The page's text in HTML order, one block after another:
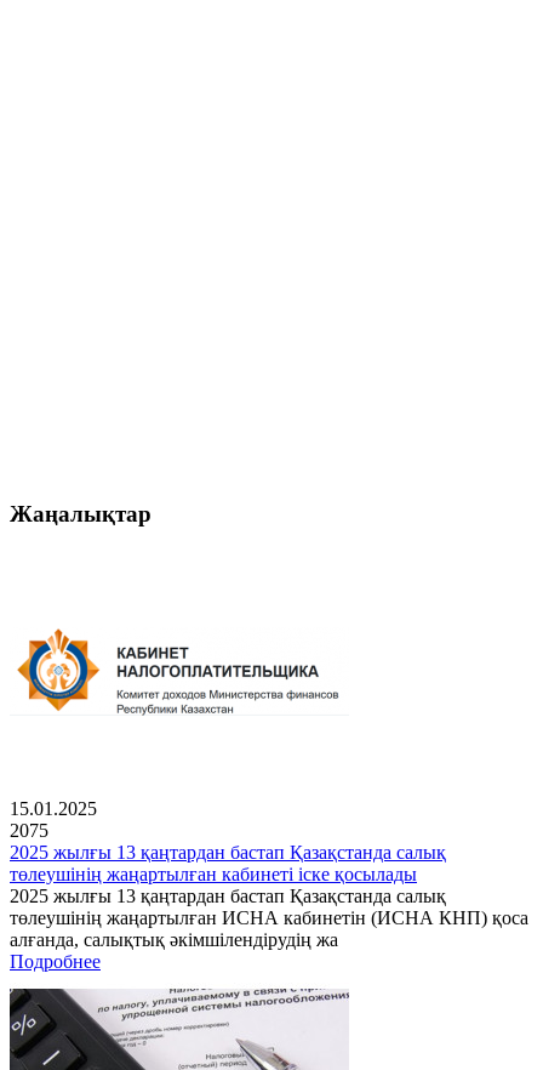
Жаңалықтар
15.01.2025
2075
2025 жылғы 13 қаңтардан бастап Қазақстанда салық
төлеушінің жаңартылған кабинеті іске қосылады
2025 жылғы 13 қаңтардан бастап Қазақстанда салық
төлеушінің жаңартылған ИСНА кабинетін (ИСНА КНП) қоса
алғанда, салықтық әкімшілендірудің жа
Подробнее